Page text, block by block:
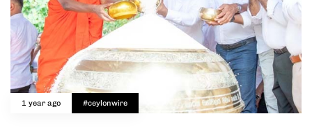
1 year ago #ceylonwire